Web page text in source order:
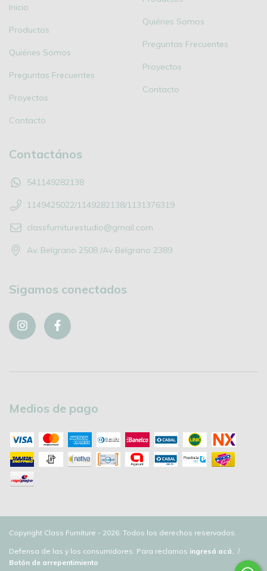
Inicio
Productos
Quiénes Somos
Preguntas Frecuentes
Proyectos
Contacto
Quiénes Somos
Preguntas Frecuentes
Proyectos
Contacto
Contactános
541149282138
1149425022/1149282138/1131376319
classfurniturestudio@gmail.com
Av. Belgrano 2508 /Av Belgrano 2389
Sigamos conectados
Medios de pago
Copyright Class Furniture - 2026. Todos los derechos reservados.
Defensa de las y los consumidores. Para reclamos ingresá acá. /
Botón de arrepentimiento